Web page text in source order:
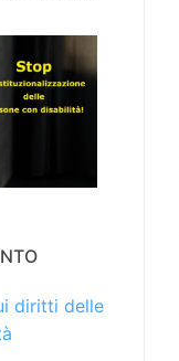
diritti delle